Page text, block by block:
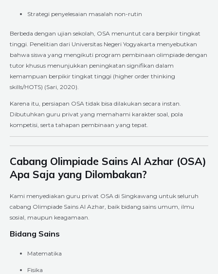
Strategi penyelesaian masalah non-rutin
Berbeda dengan ujian sekolah, OSA menuntut cara berpikir tingkat
tinggi. Penelitian dari Universitas Negeri Yogyakarta menyebutkan
bahwa siswa yang mengikuti program pembinaan olimpiade dengan
tutor khusus menunjukkan peningkatan signifikan dalam
kemampuan berpikir tingkat tinggi (higher order thinking
skills/HOTS) (Sari, 2020).
Karena itu, persiapan OSA tidak bisa dilakukan secara instan.
Dibutuhkan guru privat yang memahami karakter soal, pola
kompetisi, serta tahapan pembinaan yang tepat.
Cabang Olimpiade Sains Al Azhar (OSA)
Apa Saja yang Dilombakan?
Kami menyediakan guru privat OSA di Singkawang untuk seluruh
cabang Olimpiade Sains Al Azhar, baik bidang sains umum, ilmu
sosial, maupun keagamaan.
Bidang Sains
Matematika
Fisika